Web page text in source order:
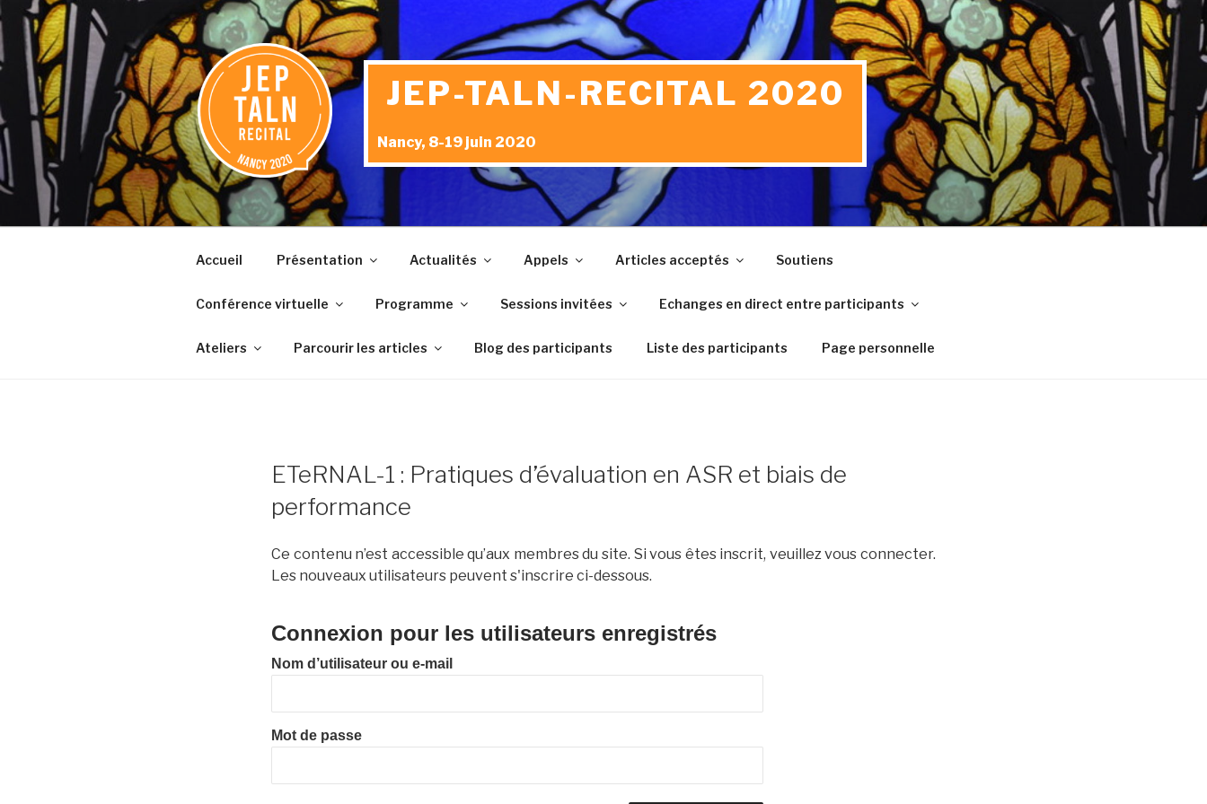
Aller
au
contenu
principal
JEP-TALN-RECITAL 2020
Nancy, 8-19 juin 2020
Accueil Présentation Actualités Appels Articles acceptés Soutiens
Conférence virtuelle Programme Sessions invitées Echanges en direct entre participants
Ateliers Parcourir les articles Blog des participants Liste des participants Page personnelle
ETeRNAL-1 : Pratiques d’évaluation en ASR et biais de
performance
Ce contenu n’est accessible qu’aux membres du site. Si vous êtes inscrit, veuillez vous connecter.
Les nouveaux utilisateurs peuvent s'inscrire ci-dessous.
Connexion pour les utilisateurs enregistrés
Nom d’utilisateur ou e-mail
Mot de passe